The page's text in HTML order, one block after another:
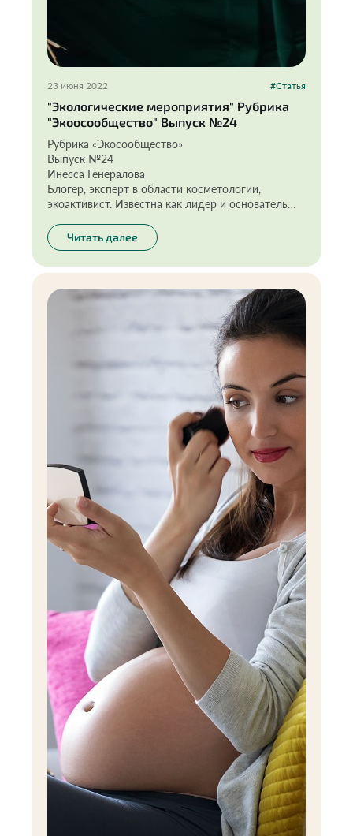
23 июня 2022 #Статья
"Экологические мероприятия" Рубрика
"Экоосообщество" Выпуск №24
Рубрика «Экосообщество»
Выпуск №24
Инесса Генералова
Блогер, эксперт в области косметологии,
экоактивист. Известна как лидер и основатель
освещает темы здоровья, красоты, экологии,
ведёт постоянную рубрику «Куплю/НЕкуплю» в
Instagram
Читать далее